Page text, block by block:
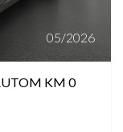
05/2026
KM 0